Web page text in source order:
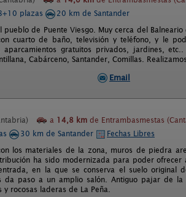
plazas
20 km de Santander
de Puente Viesgo. Muy cerca del
cuarto de baño, televisión y teléfono, y le
gratuitos privados, jardines,
Cabárceno, Santander, Comillas.
Email
a 14,8 km de Entrambasmestas
30 km de Santander
Fechas Libres
los materiales de la zona, muros de piedra
ha sido modernizada para poder
en la que se conserva el suelo original
da paso a un amplio salón. Antiguo pajar de
rocosas laderas de La Peña.